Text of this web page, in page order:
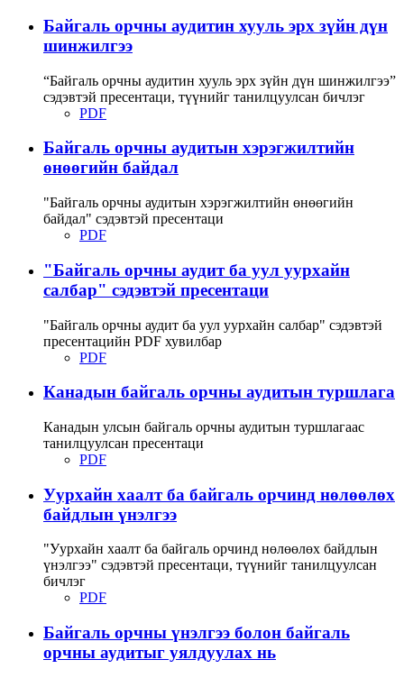
Байгаль орчны аудитин хууль эрх зүйн дүн
шинжилгээ
“Байгаль орчны аудитин хууль эрх зүйн дүн шинжилгээ”
сэдэвтэй пресентаци, түүнийг танилцуулсан бичлэг
PDF
Байгаль орчны аудитын хэрэгжилтийн
өнөөгийн байдал
"Байгаль орчны аудитын хэрэгжилтийн өнөөгийн
байдал" сэдэвтэй пресентаци
PDF
"Байгаль орчны аудит ба уул уурхайн
салбар" сэдэвтэй пресентаци
"Байгаль орчны аудит ба уул уурхайн салбар" сэдэвтэй
пресентацийн PDF хувилбар
PDF
Канадын байгаль орчны аудитын туршлага
Канадын улсын байгаль орчны аудитын туршлагаас
танилцуулсан пресентаци
PDF
Уурхайн хаалт ба байгаль орчинд нөлөөлөх
байдлын үнэлгээ
"Уурхайн хаалт ба байгаль орчинд нөлөөлөх байдлын
үнэлгээ" сэдэвтэй пресентаци, түүнийг танилцуулсан
бичлэг
PDF
Байгаль орчны үнэлгээ болон байгаль
орчны аудитыг уялдуулах нь